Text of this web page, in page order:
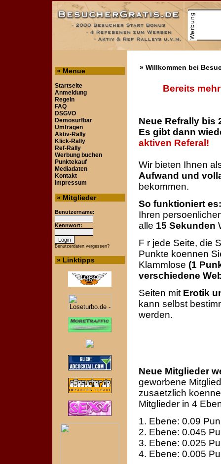
» Menue
Startseite
Anmeldung
Regeln
FAQ
DSGVO
Demosurfbar
Umfragen
Aktiv-Rally
Klick-Rally
Ref-Rally
Werbung buchen
Punktekauf
Mediadaten
Kontakt
Impressum
» Mitglieder
Benutzername:
Kennwort:
Benutzerdaten vergessen?
» Linktipps
» Willkommen bei
Bereits
Neue Refrally bis
Es gibt dann
aktiven Referal!
Wir bieten Ihnen
Aufwand und
bekommen.
So funktioniert es:
Ihren
alle 15 Sekunden
F r jede Seite, die
Punkte koennen
Klammlose (1
verschiedene
Seiten mit Erotik
kann selbst
werden.
Neue Mitglieder
geworbene
zusaetzlich
Mitglieder in 4
1. Ebene: 0.09
2. Ebene: 0.045
3. Ebene: 0.025
4. Ebene: 0.005